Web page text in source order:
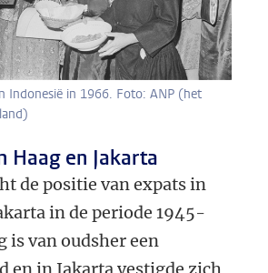
Indonesië in 1966. Foto: ANP (het
Haag en Jakarta
de positie van expats in
in de periode 1945-
is van oudsher een